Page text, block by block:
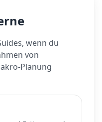
wenn du
von
Planung